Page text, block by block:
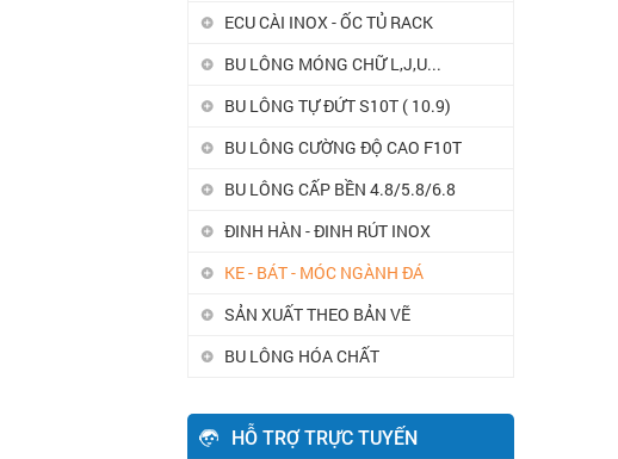
ECU CÀI INOX - ỐC TỦ RACK
BU LÔNG MÓNG CHỮ L,J,U...
BU LÔNG TỰ ĐỨT S10T ( 10.9)
BU LÔNG CƯỜNG ĐỘ CAO F10T
BU LÔNG CẤP BỀN 4.8/5.8/6.8
ĐINH HÀN - ĐINH RÚT INOX
KE - BÁT - MÓC NGÀNH ĐÁ
SẢN XUẤT THEO BẢN VẼ
BU LÔNG HÓA CHẤT
HỖ TRỢ TRỰC TUYẾN